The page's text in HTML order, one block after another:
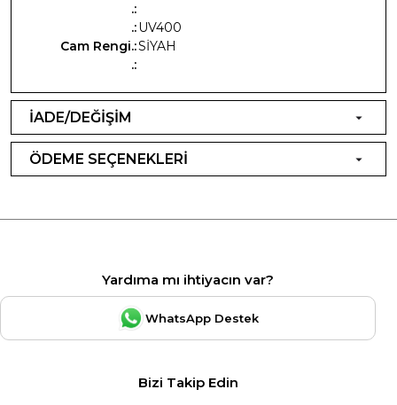
.:
.:UV400
Cam Rengi.:SİYAH
.:
İADE/DEĞİŞİM
ÖDEME SEÇENEKLERİ
Yardıma mı ihtiyacın var?
WhatsApp Destek
Bizi Takip Edin